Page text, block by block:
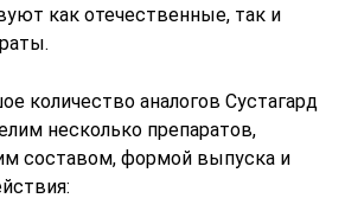
как отечественные, так и
количество аналогов Сустагард
несколько препаратов,
составом, формой выпуска и